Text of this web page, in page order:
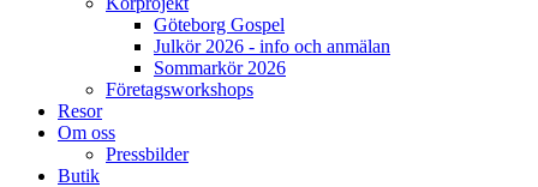
Göteborg Gospel
Julkör 2026 - info och anmälan
Sommarkör 2026
Företagsworkshops
Resor
Om oss
Pressbilder
Butik